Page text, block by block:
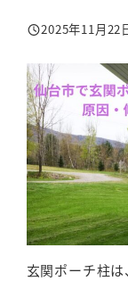
投稿日
2025年11月22
玄関ポーチ柱